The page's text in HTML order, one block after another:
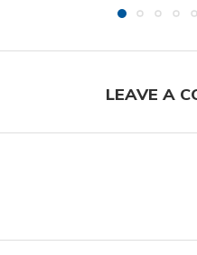
LEAVE A